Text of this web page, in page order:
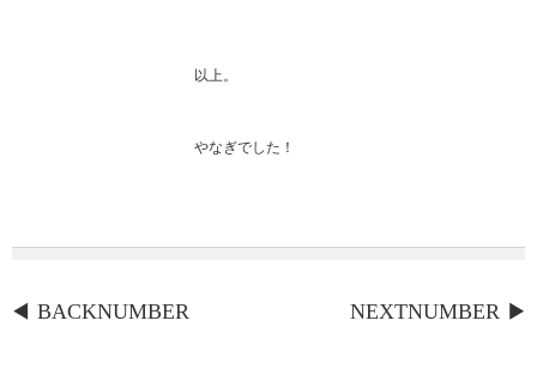
以上。
やなぎでした！
NEXTNUMBER
BACKNUMBER